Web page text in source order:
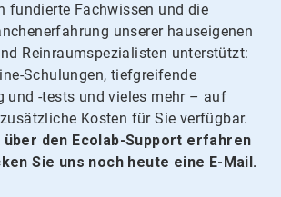
fundierte Fachwissen und die
unserer hauseigenen
Reinraumspezialisten unterstützt:
Schulungen, tiefgreifende
und -tests und vieles mehr – auf
Kosten für Sie verfügbar.
über den Ecolab-Support erfahren
Sie uns noch heute eine E-Mail.